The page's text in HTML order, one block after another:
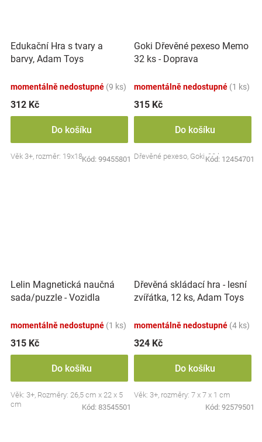
Edukační Hra s tvary a
barvy, Adam Toys
momentálně nedostupné (9 ks)
312 Kč
Do košíku
Věk 3+, rozměr: 19x18 cm
Kód: 99455801
Goki Dřevěné pexeso Memo
32 ks - Doprava
momentálně nedostupné (1 ks)
315 Kč
Do košíku
Dřevěné pexeso, Goki, 32 ks
Kód: 12454701
Lelin Magnetická naučná
sada/puzzle - Vozidla
momentálně nedostupné (1 ks)
315 Kč
Do košíku
Věk: 3+, Rozměry: 26,5 cm x 22 x 5
cm
Kód: 83545501
Dřevěná skládací hra - lesní
zvířátka, 12 ks, Adam Toys
momentálně nedostupné (4 ks)
324 Kč
Do košíku
Věk: 3+, rozměry: 7 x 7 x 1 cm
Kód: 92579501